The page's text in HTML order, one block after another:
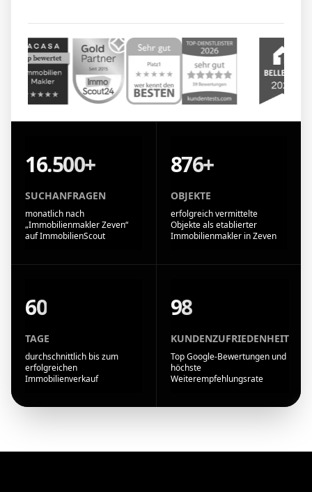
16.500+
SUCHANFRAGEN
monatlich nach
„Immobilienmakler Zeven“
auf ImmobilienScout
876+
OBJEKTE
erfolgreich vermittelte
Objekte als etablierter
Immobilienmakler in Zeven
60
TAGE
durchschnittlich bis zum
erfolgreichen
Immobilienverkauf
98
KUNDENZUFRIEDENHEIT
Top Google-Bewertungen und
höchste
Weiterempfehlungsrate